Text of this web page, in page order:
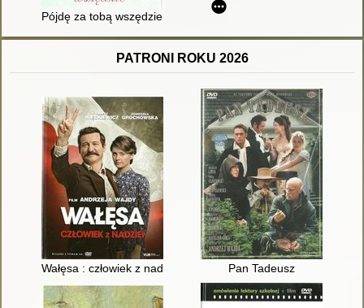
Pójdę za tobą wszędzie
PATRONI ROKU 2026
Wałęsa : człowiek z nadziei Pan Tadeusz